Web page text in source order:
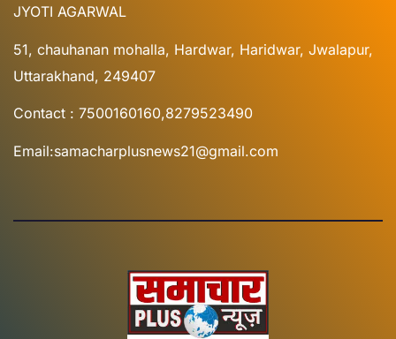
JYOTI AGARWAL
51, chauhanan mohalla, Hardwar, Haridwar, Jwalapur,
Uttarakhand, 249407
Contact : 7500160160,8279523490
Email:samacharplusnews21@gmail.com